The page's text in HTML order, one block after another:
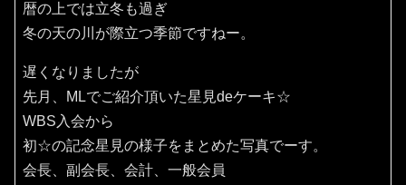
暦の上では立冬も過ぎ
冬の天の川が際立つ季節ですねー。
遅くなりましたが
先月、MLでご紹介頂いた星見deケーキ☆
WBS入会から
初☆の記念星見の様子をまとめた写真でーす。
会長、副会長、会計、一般会員